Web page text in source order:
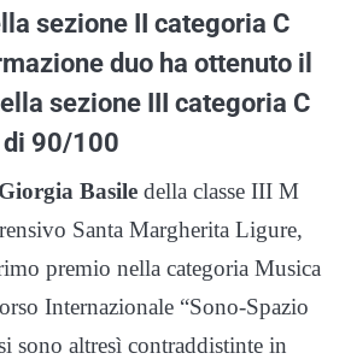
sezione II categoria C
duo ha ottenuto il
sezione III categoria C
90/100
Giorgia Basile della classe III M
Santa Margherita Ligure,
premio nella categoria Musica
Internazionale “Sono-Spazio
sono altresì contraddistinte in